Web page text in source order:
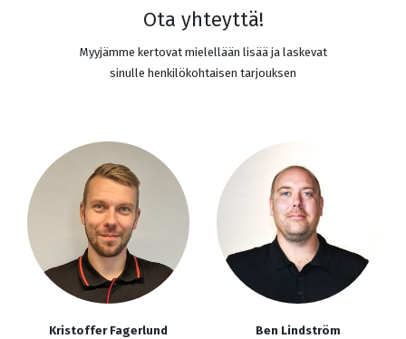
Ota yhteyttä!
Myyjämme kertovat mielellään lisää ja laskevat
sinulle henkilökohtaisen tarjouksen
Kristoffer Fagerlund Ben Lindström